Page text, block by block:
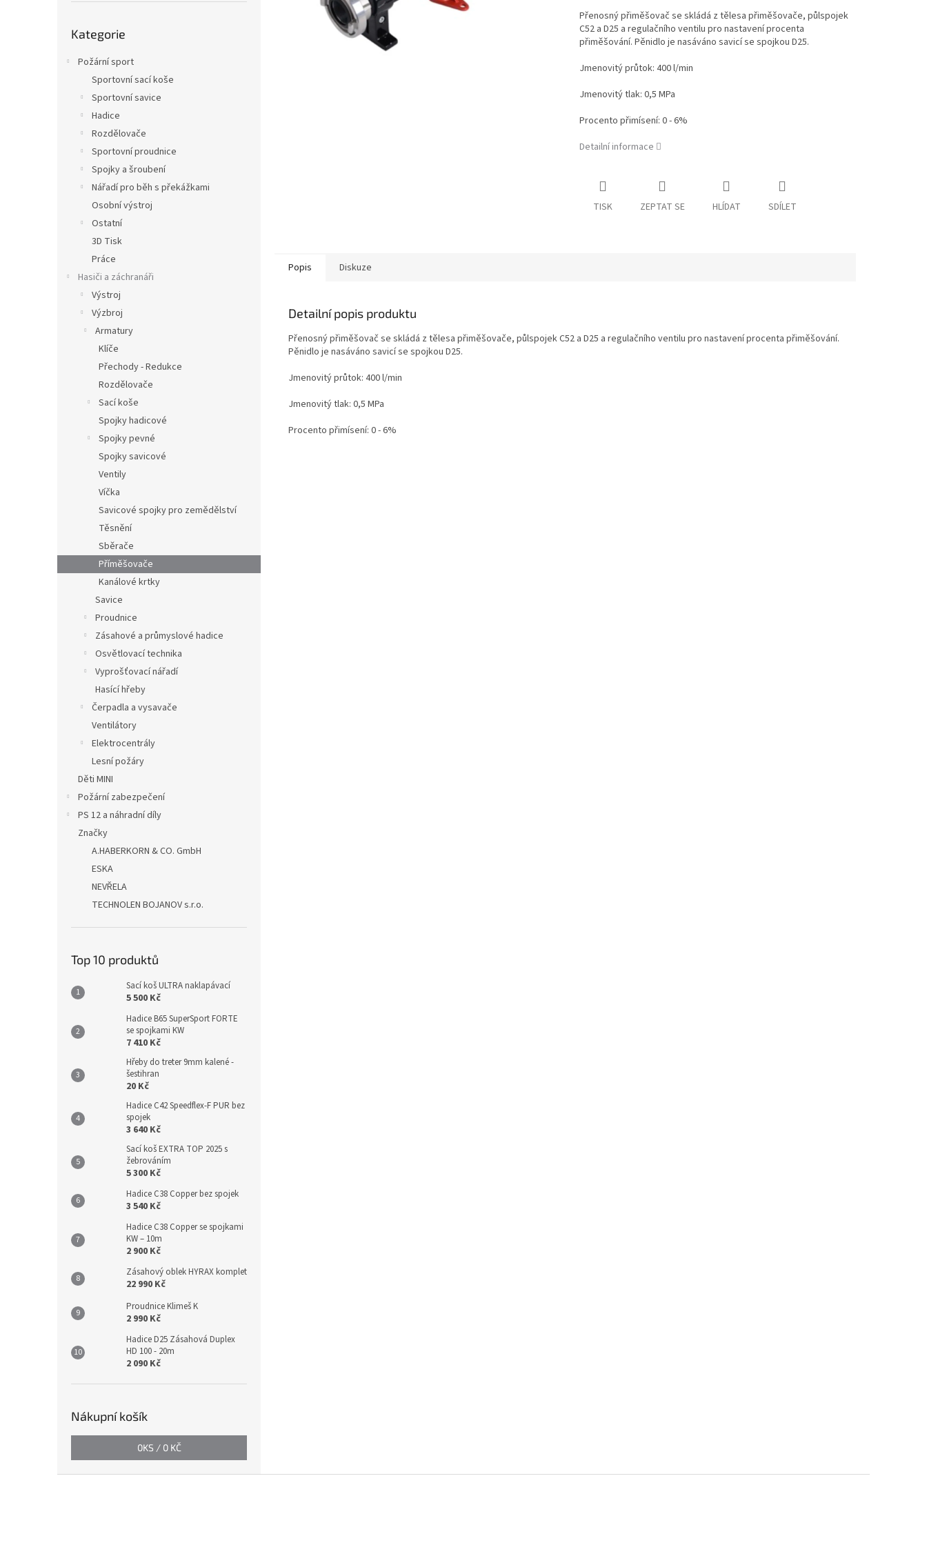
kategorie
Kategorie
Požární sport
Sportovní sací koše
Sportovní savice
Hadice
Rozdělovače
Sportovní proudnice
Spojky a šroubení
Nářadí pro běh s překážkami
Osobní výstroj
Ostatní
3D Tisk
Práce
Hasiči a záchranáři
Výstroj
Výzbroj
Armatury
Klíče
Přechody - Redukce
Rozdělovače
Sací koše
Spojky hadicové
Spojky pevné
Spojky savicové
Ventily
Víčka
Savicové spojky pro zemědělství
Těsnění
Sběrače
Příměšovače
Kanálové krtky
Savice
Proudnice
Zásahové a průmyslové hadice
Osvětlovací technika
Vyprošťovací nářadí
Hasící hřeby
Čerpadla a vysavače
Ventilátory
Elektrocentrály
Lesní požáry
Děti MINI
Požární zabezpečení
PS 12 a náhradní díly
Značky
A.HABERKORN & CO. GmbH
ESKA
NEVŘELA
TECHNOLEN BOJANOV s.r.o.
Top 10 produktů
Sací koš ULTRA naklapávací
5 500 Kč
Hadice B65 SuperSport FORTE
se spojkami KW
7 410 Kč
Hřeby do treter 9mm kalené -
šestihran
20 Kč
Hadice C42 Speedflex-F PUR bez
spojek
3 640 Kč
Sací koš EXTRA TOP 2025 s
žebrováním
5 300 Kč
Hadice C38 Copper bez spojek
3 540 Kč
Hadice C38 Copper se spojkami
KW – 10m
2 900 Kč
Zásahový oblek HYRAX komplet
22 990 Kč
Proudnice Klimeš K
2 990 Kč
Hadice D25 Zásahová Duplex
HD 100 - 20m
2 090 Kč
Nákupní košík
0KS / 0 KČ
Přenosný přiměšovač se skládá z tělesa přiměšovače, půlspojek
C52 a D25 a regulačního ventilu pro nastavení procenta
přiměšování. Pěnidlo je nasáváno savicí se spojkou D25.
Jmenovitý průtok: 400 l/min
Jmenovitý tlak: 0,5 MPa
Procento přimísení: 0 - 6%
Detailní informace
TISK ZEPTAT SE HLÍDAT SDÍLET
Popis Diskuze
Detailní popis produktu
Přenosný přiměšovač se skládá z tělesa přiměšovače, půlspojek C52 a D25 a regulačního ventilu pro nastavení procenta přiměšování.
Pěnidlo je nasáváno savicí se spojkou D25.
Jmenovitý průtok: 400 l/min
Jmenovitý tlak: 0,5 MPa
Procento přimísení: 0 - 6%